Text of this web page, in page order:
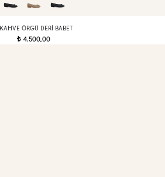
KAHVE ÖRGÜ DERI BABET
t4.500,00